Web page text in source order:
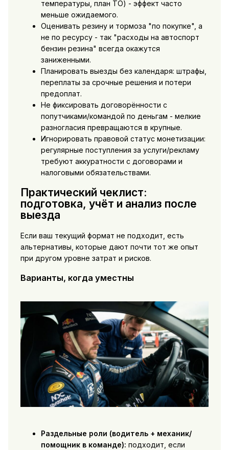
температуры, план ТО) - эффект часто
меньше ожидаемого.
Оценивать резину и тормоза "по покупке", а
не по ресурсу - так "расходы на автоспорт
бензин резина" всегда окажутся
заниженными.
Планировать выезды без календаря: штрафы,
переплаты за срочные решения и потери
предоплат.
Не фиксировать договорённости с
попутчиками/командой по деньгам - мелкие
разногласия превращаются в крупные.
Игнорировать правовой статус монетизации:
регулярные поступления за услуги/рекламу
требуют аккуратности с договорами и
налоговыми обязательствами.
Практический чеклист:
подготовка, учёт и анализ после
выезда
Если ваш текущий формат не подходит, есть
альтернативы, которые дают почти тот же опыт
при другом уровне затрат и рисков.
Варианты, когда уместны
Раздельные роли (водитель + механик/
помощник в команде): подходит, если